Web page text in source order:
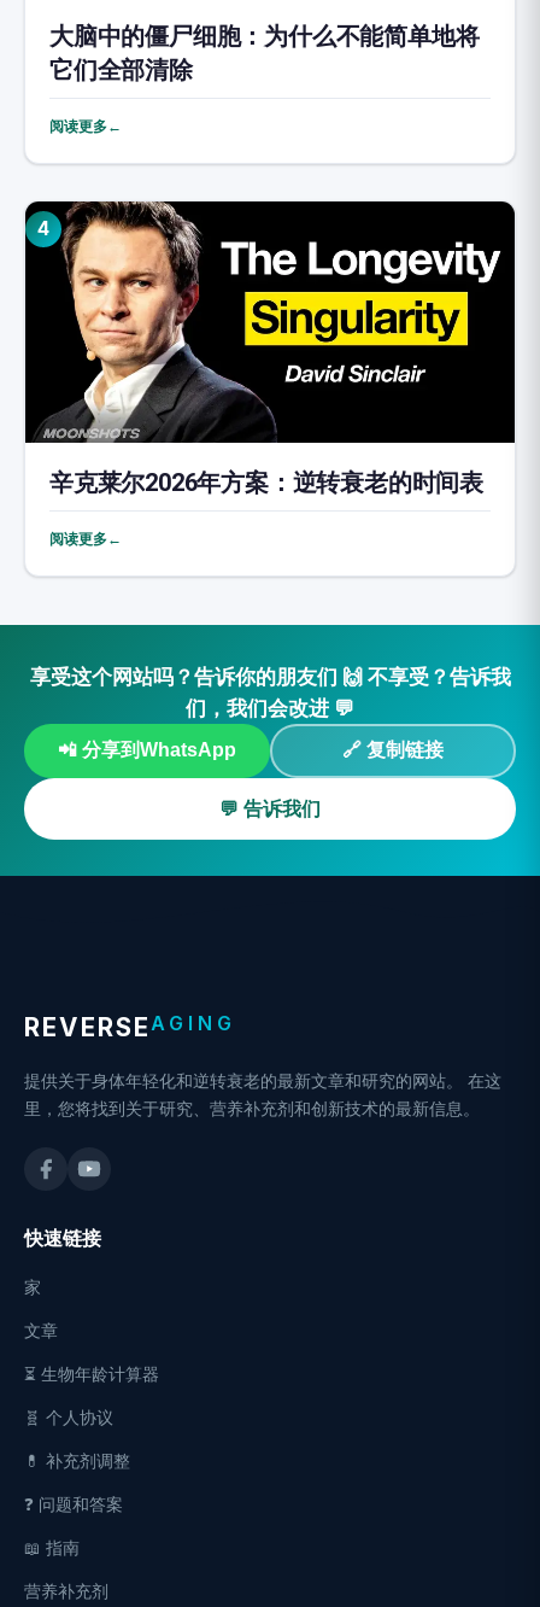
大脑中的僵尸细胞：为什么不能简单地将
它们全部清除
阅读更多←
4
辛克莱尔2026年方案：逆转衰老的时间表
阅读更多←
享受这个网站吗？告诉你的朋友们 🙌 不享受？告诉我
们，我们会改进 💬
📲 分享到WhatsApp 🔗 复制链接
💬 告诉我们
REVERSEAGING
提供关于身体年轻化和逆转衰老的最新文章和研究的网站。 在这
里，您将找到关于研究、营养补充剂和创新技术的最新信息。
快速链接
家
文章
⏳ 生物年龄计算器
🧬 个人协议
💊 补充剂调整
❓ 问题和答案
📖 指南
营养补充剂